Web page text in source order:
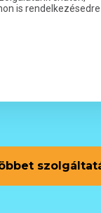
is rendelkezésedre